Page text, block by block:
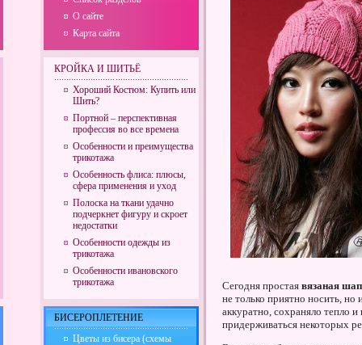
Сегодня простая вязаная
не только приятно носить, но
аккуратно, сохраняло тепло
придерживаться некоторых
О сайте
Карта сайта
КРОЙКА И ШИТЬЁ
Хороший Костюм: Купить или
Шить?
Портной – перспективная
профессия во все времена
Особенности и преимущества
трикотажа
Особенность флиса: плюсы,
сфера применения и уход
Полоска на ткани удачно
подчеркнет фигуру и скроет
недостатки
Особенности одежды из
трикотажа
Особенности ивановского
трикотажа
БИСЕРОПЛЕТЕНИЕ
Цветы из бисера (схемы